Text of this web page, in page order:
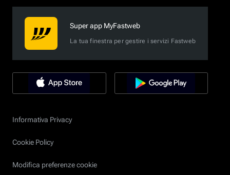
Super app MyFastweb
La tua finestra per gestire i servizi Fastweb
Informativa Privacy
Cookie Policy
Modifica preferenze cookie